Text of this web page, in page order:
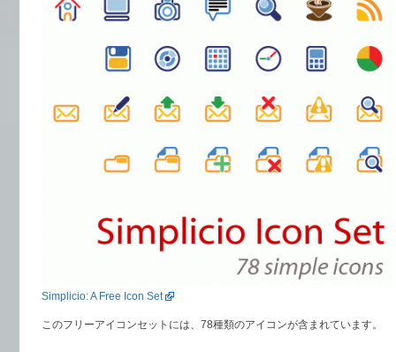
Simplicio: A Free Icon Set
このフリーアイコンセットには、78種類のアイコンが含まれています。